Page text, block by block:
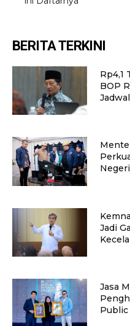
BERITA TERKINI
Rp4,1
BOP
Negeri
Jadi
Jasa